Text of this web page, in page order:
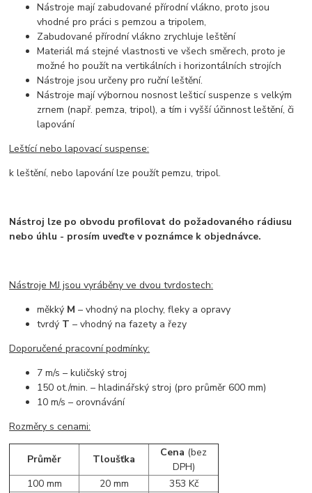
Nástroje mají zabudované přírodní vlákno, proto jsou
vhodné pro práci s pemzou a tripolem,
Zabudované přírodní vlákno zrychluje leštění
Materiál má stejné vlastnosti ve všech směrech, proto je
možné ho použít na vertikálních i horizontálních strojích
Nástroje jsou určeny pro ruční leštění.
Nástroje mají výbornou nosnost lešticí suspenze s velkým
zrnem (např. pemza, tripol), a tím i vyšší účinnost leštění, či
lapování
Leštící nebo lapovací suspense:
k leštění, nebo lapování lze použít pemzu, tripol.
Nástroj lze po obvodu profilovat do požadovaného rádiusu
nebo úhlu - prosím uveďte v poznámce k objednávce.
Nástroje MJ jsou vyráběny ve dvou tvrdostech:
měkký M– vhodný na plochy, fleky a opravy
tvrdý T– vhodný na fazety a řezy
Doporučené pracovní podmínky:
7 m/s – kuličský stroj
150 ot./min. – hladinářský stroj (pro průměr 600 mm)
10 m/s – orovnávání
Rozměry s cenami:
Průměr Tloušťka
Cena (bez
DPH)
100 mm
20 mm
353 Kč